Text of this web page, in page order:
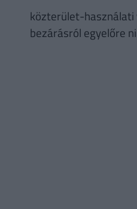
közterület-használati
bezárásról egyelőre